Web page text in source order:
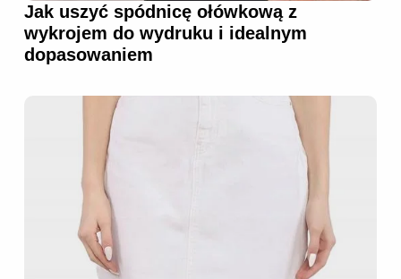
Jak uszyć spódnicę ołówkową z
wykrojem do wydruku i idealnym
dopasowaniem